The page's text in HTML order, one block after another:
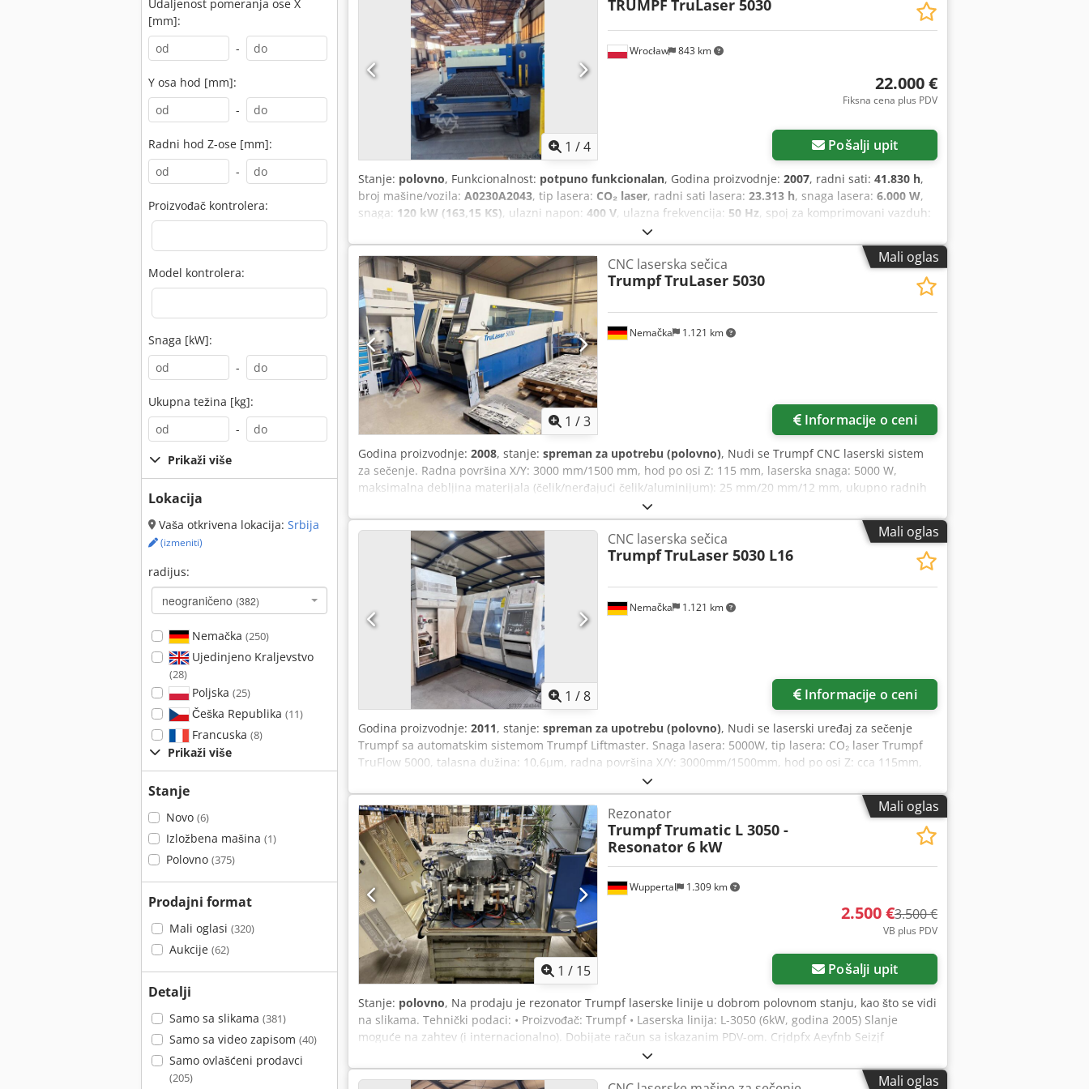
Udaljenost pomeranja ose X
[mm]:
-
Y osa hod [mm]:
-
Radni hod Z-ose [mm]:
-
Proizvođač kontrolera:
Model kontrolera:
Snaga [kW]:
-
Ukupna težina [kg]:
-
Prikaži više
Lokacija
Vaša otkrivena lokacija: Srbija
(izmeniti)
radijus:
neograničeno (382)
Nemačka (250)
Ujedinjeno Kraljevstvo
(28)
Poljska (25)
Češka Republika (11)
Francuska (8)
Prikaži više
Stanje
Novo (6)
Izložbena mašina (1)
Polovno (375)
Prodajni format
Mali oglasi (320)
Aukcije (62)
Detalji
Samo sa slikama (381)
Samo sa video zapisom (40)
Samo ovlašćeni prodavci
(205)
1 /4
Wrocław 843 km
TRUMPF TruLaser 5030
22.000 €
Fiksna cena plus PDV
Pošalji upit
Stanje: polovno, Funkcionalnost: potpuno funkcionalan, Godina proizvodnje: 2007, radni sati: 41.830 h,
broj mašine/vozila: A0230A2043, tip lasera: CO₂ laser, radni sati lasera: 23.313 h, snaga lasera: 6.000 W,
snaga: 120 kW (163,15 KS), ulazni napon: 400 V, ulazna frekvencija: 50 Hz, spoj za komprimovani vazduh:
dokumentacija/priručnik, izvlačenje prašine, sigurnosna svetlosna barijera
ovu polovnu lasersku sekačicu TRUMPF TruLaser 5030, godina proizvodnje 2007. Snaga lasera: 6000 W
Godina proizvodnje: 2007 Ulazni napon: 400 V Frekvencija: 50 Hz Instalirana snaga: 120 kVA Upravljački
napon: 24 V Osigurač: 3 x 160 A Priključak za komprimovani vazduh: 7-10 bar Priključak za azot (N₂): 30 bar
Priključak za kiseonik (O₂): 20 bar Za pitanja ili dodatne informacije, molimo da nam pošaljete poruku ili
nas kontaktirate telefonom. Crjdpfxoyqulzo Aizef
Mali oglas
1 /3
Nemačka 1.121 km
CNC laserska sečica
TrumpfTruLaser 5030
Informacije o ceni
Godina proizvodnje: 2008, stanje: spreman za upotrebu (polovno), Nudi se Trumpf CNC laserski sistem
za sečenje. Radna površina X/Y: 3000 mm/1500 mm, hod po osi Z: 115 mm, laserska snaga: 5000 W,
maksimalna debljina materijala (čelik/nerđajući čelik/aluminijum): 25 mm/20 mm/12 mm, ukupno radnih
sati: oko 35000 sati, sati rada lasera: oko 13000 sati. Sledeće komponente su zamenjene: E/R modul 2024.
godine, laserska cev 2020. godine i turbina ventilatora 2016. godine. Ukupne dimenzije X/Y/Z: oko 11100
mm/4600 mm/2400 mm, težina: oko 12 t. Moguća je inspekcija na licu mesta. Crodpfxszrhg Hj AizjfMali oglas
1 /8
Nemačka 1.121 km
CNC laserska sečica
TrumpfTruLaser 5030 L16
Informacije o ceni
Godina proizvodnje: 2011, stanje: spreman za upotrebu (polovno), Nudi se laserski uređaj za sečenje
Trumpf sa automatskim sistemom Trumpf Liftmaster. Snaga lasera: 5000W, tip lasera: CO₂ laser Trumpf
TruFlow 5000, talasna dužina: 10,6µm, radna površina X/Y: 3000mm/1500mm, hod po osi Z: cca 115mm,
maksimalno opterećenje stola: cca 900kg, maksimalna simultana brzina X/Y: cca 300m/min, maksimalna
debljina lima (konstrukcioni čelik/nerđajući čelik/aluminijum): cca 25mm/20mm/12mm, radni sati (stanje
12.06.2025): cca 74181h, maksimalni format ploča LiftMaster: cca 3000mm/1500mm, maksimalna nosivost
LiftMaster: cca 917kg, maksimalni opseg debljine lima LiftMaster: 20mm-25mm. Uključuje periferne
uređaje i dodatnu opremu. Dimenzije mašine X/Y/Z: cca 11250mm/4600mm/2400mm, težina: cca 12500kg.
Dokumentacija je dostupna. Moguća je inspekcija na licu mesta. Cedpfx Aezpyxisizsrf
Mali oglas
1 / 15
Wuppertal 1.309 km
Rezonator
TrumpfTrumatic L 3050 -
Resonator 6 kW
2.500 €3.500 €
VB plus PDV
Pošalji upit
Stanje: polovno, Na prodaju je rezonator Trumpf laserske linije u dobrom polovnom stanju, kao što se vidi
na slikama. Tehnički podaci: • Proizvođač: Trumpf • Laserska linija: L-3050 (6kW, godina 2005) Slanje
moguće na zahtev (i internacionalno). Dobijate račun sa iskazanim PDV-om. Crjdpfx Aeyfnb Seizjf
Pregled/preuzimanje moguće po dogovoru u 42855 Remscheid. Prodaja sa lokacije 42855 Remscheid,
utovar uključen. Zadržavamo pravo na greške u tehničkim podacima i međuprodaju.
Mali oglas